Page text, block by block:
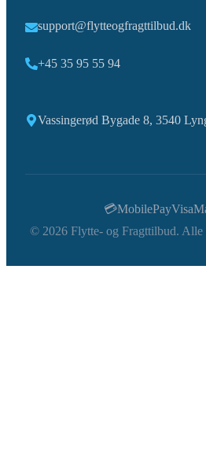
support@flytteogfragttilbud.dk
+45 35 95 55 94
Vassingerød Bygade 8, 3540
© 2026Flytte- og Fragttilbud. Alle
💳MobilePayVisa